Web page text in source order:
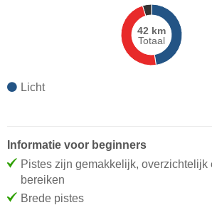
42 km
Totaal
Licht
Informatie voor beginners
Pistes zijn gemakkelijk, overzichtelijk
bereiken
Brede pistes